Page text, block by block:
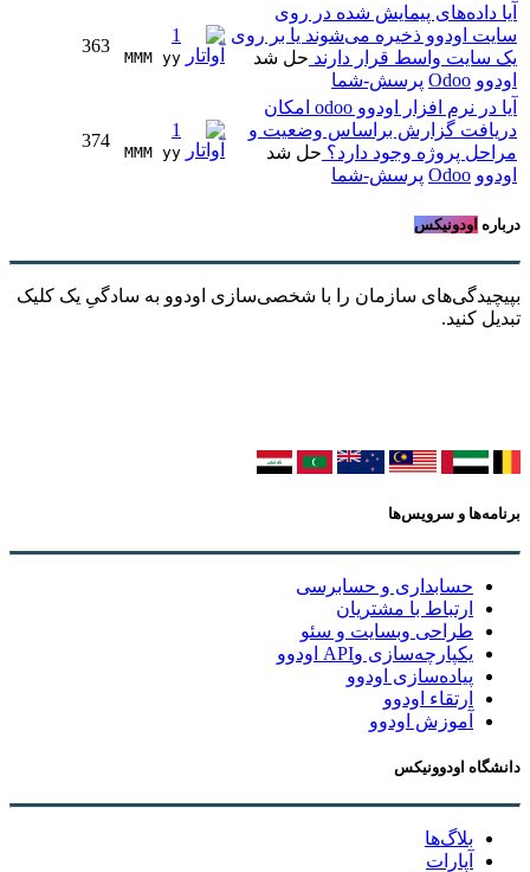
آیا داده‌های پیمایش شده در روی
سایت اودوو ذخیره می‌شوند یا بر روی
یک سایت واسط قرار دارند حل شد
اودوو Odoo پرسش-شما
1
MMM yy
363
آیا در نرم افزار اودوو odoo امکان
دریافت گزارش براساس وضعیت و
مراحل پروژه وجود دارد؟ حل شد
اودوو Odoo پرسش-شما
1
MMM yy
374
درباره اودونیکس
بپیچیدگی‌های سازمان را با شخصی‌سازی اودوو به سادگیِ یک کلیک
تبدیل کنید.
برنامه‌ها و سرویس‌ها
حسابداری و حسابرسی
ارتباط با مشتریان
طراحی وبسایت و سئو
یکپارچه‌سازی وAPI اودوو
پیاده‌سازی اودوو
ارتقاء اودوو
آموزش اودوو
دانشگاه اودوونیکس
بلاگ‌ها
آپارات